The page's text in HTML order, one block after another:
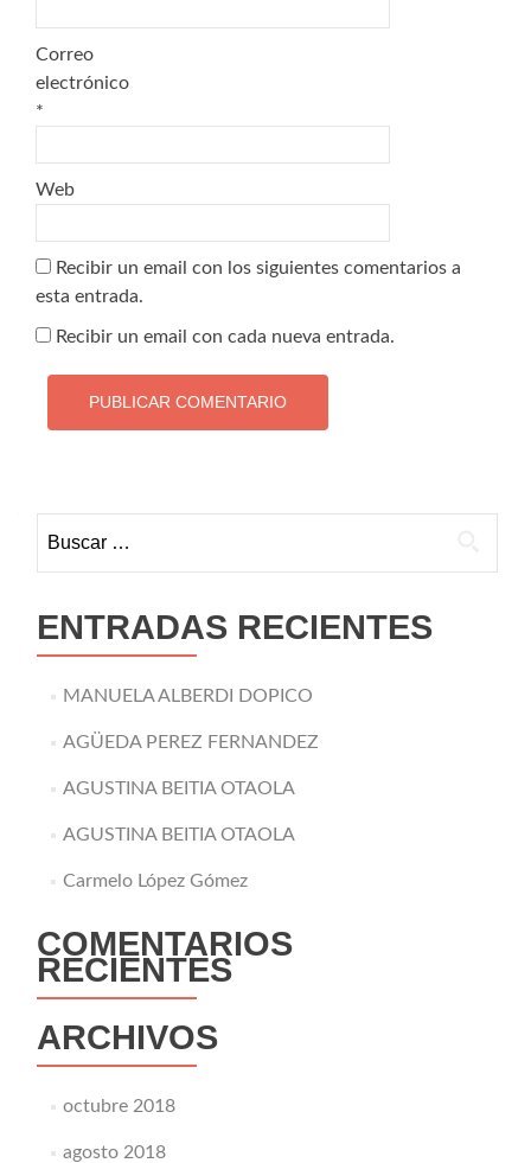
Correo
electrónico
*
Web
Recibir un email con los siguientes comentarios a
esta entrada.
Recibir un email con cada nueva entrada.
ENTRADAS RECIENTES
MANUELA ALBERDI DOPICO
AGÜEDA PEREZ FERNANDEZ
AGUSTINA BEITIA OTAOLA
AGUSTINA BEITIA OTAOLA
Carmelo López Gómez
COMENTARIOS
RECIENTES
ARCHIVOS
octubre 2018
agosto 2018